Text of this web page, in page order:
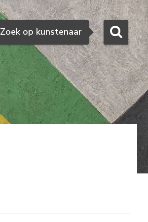
Zoeken
Zoek op kunstenaar